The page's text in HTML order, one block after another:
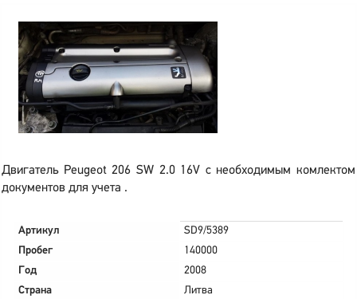
Двигатель Peugeot 206 SW 2.0 16V с необходимым комлектом
документов для учета .
Артикул
SD9/5389
Пробег
140000
Год
2008
Страна
Литва